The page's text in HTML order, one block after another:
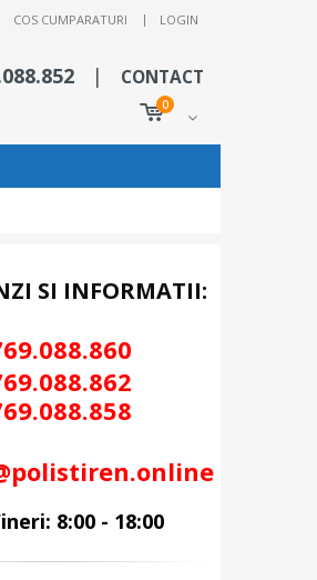
COS CUMPARATURI LOGIN
| CONTACT
0
SI INFORMATII:
0
8:00 - 18:00